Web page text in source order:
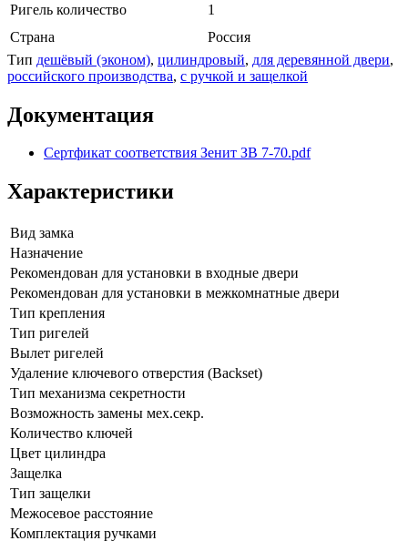
Ригель количество
1
Страна
Россия
Тип дешёвый (эконом), цилиндровый, для деревянной двери,
российского производства, с ручкой и защелкой
Документация
Сертфикат соответствия Зенит ЗВ 7-70.pdf
Характеристики
Вид замка
Назначение
Рекомендован для установки в входные двери
Рекомендован для установки в межкомнатные двери
Тип крепления
Тип ригелей
Вылет ригелей
Удаление ключевого отверстия (Backset)
Тип механизма секретности
Возможность замены мех.секр.
Количество ключей
Цвет цилиндра
Защелка
Тип защелки
Межосевое расстояние
Комплектация ручками